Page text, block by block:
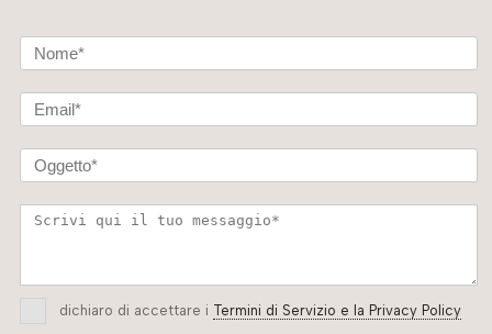
dichiaro di accettare i Termini di Servizio e la Privacy Policy